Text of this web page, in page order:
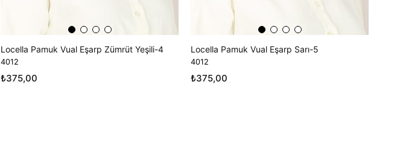
Locella Pamuk Vual Eşarp Zümrüt Yeşili-4
4012
₺375,00
Locella Pamuk Vual Eşarp Sarı-5
4012
₺375,00